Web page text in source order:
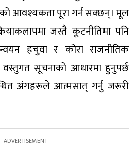
आवश्यकता पूरा गर्न सक्छन्। मूल
जस्तै कूटनीतिमा पनि
हचुवा र कोरा राजनीतिक
सूचनाको आधारमा हुनुपर्छ
अंगहरूले आत्मसात् गर्नु जरूरी